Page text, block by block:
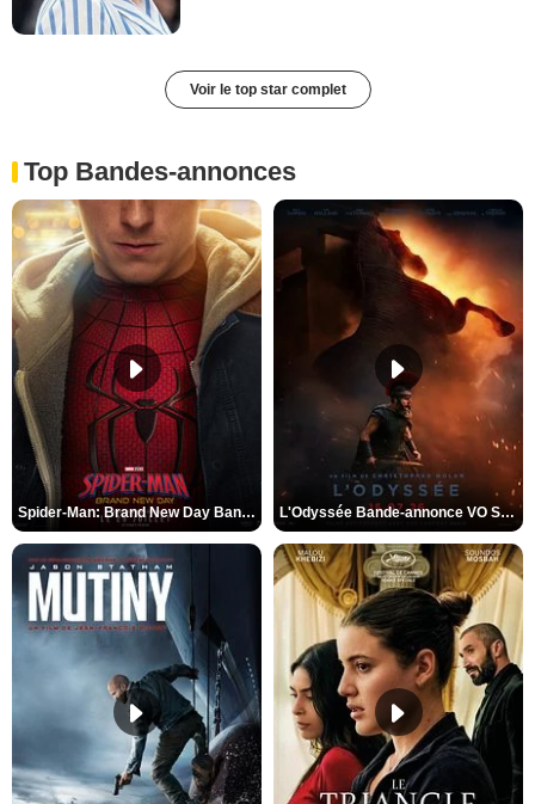
Voir le top star complet
Top Bandes-annonces
Spider-Man: Brand New Day Bande-annonce VO STFR L'Odyssée Bande-annonce VO STFR